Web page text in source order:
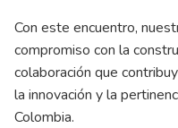
Con este encuentro,
compromiso con la
colaboración que
la innovación y la
Colombia.